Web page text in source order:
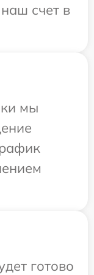
счет в
мы
готово